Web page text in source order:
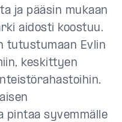
ja pääsin mukaan
aidosti koostuu.
tutustumaan Evlin
keskittyen
pintaa syvemmälle